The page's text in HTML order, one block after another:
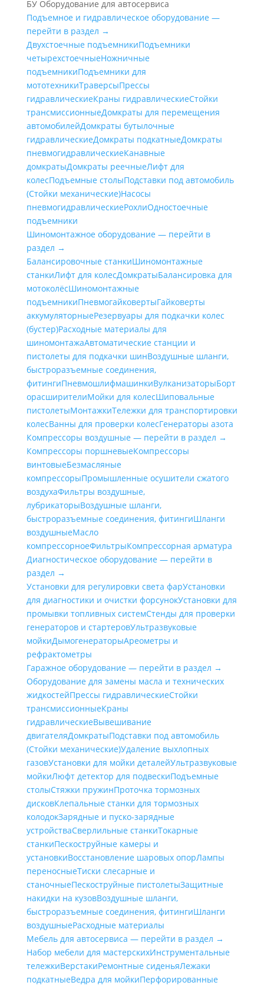
БУ Оборудование для автосервиса
Подъемное и гидравлическое оборудование —
перейти в раздел →
Двухстоечные подъемникиПодъемники
четырехстоечныеНожничные
подъемникиПодъемники для
мототехникиТраверсыПрессы
гидравлическиеКраны гидравлическиеСтойки
трансмиссионныеДомкраты для перемещения
автомобилейДомкраты бутылочные
гидравлическиеДомкраты подкатныеДомкраты
пневмогидравлическиеКанавные
домкратыДомкраты реечныеЛифт для
колесПодъемные столыПодставки под автомобиль
(Стойки механические)Насосы
пневмогидравлическиеРохлиОдностоечные
подъемники
Шиномонтажное оборудование — перейти в
раздел →
Балансировочные станкиШиномонтажные
станкиЛифт для колесДомкратыБалансировка для
мотоколёсШиномонтажные
подъемникиПневмогайковертыГайковерты
аккумуляторныеРезервуары для подкачки колес
(бустер)Расходные материалы для
шиномонтажаАвтоматические станции и
пистолеты для подкачки шинВоздушные шланги,
быстроразъемные соединения,
фитингиПневмошлифмашинкиВулканизаторыБорт
орасширителиМойки для колесШиповальные
пистолетыМонтажкиТележки для транспортировки
колесВанны для проверки колесГенераторы азота
Компрессоры воздушные — перейти в раздел →
Компрессоры поршневыеКомпрессоры
винтовыеБезмасляные
компрессорыПромышленные осушители сжатого
воздухаФильтры воздушные,
лубрикаторыВоздушные шланги,
быстроразъемные соединения, фитингиШланги
воздушныеМасло
компрессорноеФильтрыКомпрессорная арматура
Диагностическое оборудование — перейти в
раздел →
Установки для регулировки света фарУстановки
для диагностики и очистки форсунокУстановки для
промывки топливных системСтенды для проверки
генераторов и стартеровУльтразвуковые
мойкиДымогенераторыАреометры и
рефрактометры
Гаражное оборудование — перейти в раздел →
Оборудование для замены масла и технических
жидкостейПрессы гидравлическиеСтойки
трансмиссионныеКраны
гидравлическиеВывешивание
двигателяДомкратыПодставки под автомобиль
(Стойки механические)Удаление выхлопных
газовУстановки для мойки деталейУльтразвуковые
мойкиЛюфт детектор для подвескиПодъемные
столыСтяжки пружинПроточка тормозных
дисковКлепальные станки для тормозных
колодокЗарядные и пуско-зарядные
устройстваСверлильные станкиТокарные
станкиПескоструйные камеры и
установкиВосстановление шаровых опорЛампы
переносныеТиски слесарные и
станочныеПескоструйные пистолетыЗащитные
накидки на кузовВоздушные шланги,
быстроразъемные соединения, фитингиШланги
воздушныеРасходные материалы
Мебель для автосервиса — перейти в раздел →
Набор мебели для мастерскихИнструментальные
тележкиВерстакиРемонтные сиденьяЛежаки
подкатныеВедра для мойкиПерфорированные